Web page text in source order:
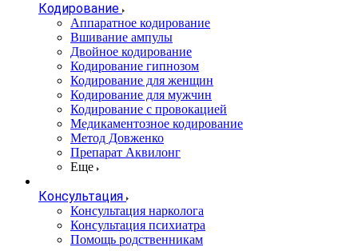
Кодирование
Аппаратное кодирование
Вшивание ампулы
Двойное кодирование
Кодирование гипнозом
Кодирование для женщин
Кодирование для мужчин
Кодирование с провокацией
Медикаментозное кодирование
Метод Довженко
Препарат Аквилонг
Еще
Консультация
Консультация нарколога
Консультация психиатра
Помощь родственникам